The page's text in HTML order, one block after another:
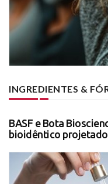
INGREDIENTES &
BASF e Bota
bioidêntico